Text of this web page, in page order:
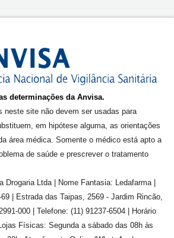
determinações da Anvisa.
neste site não devem ser usadas para
em hipótese alguma, as orientações
área médica. Somente o médico está apto a
de saúde e prescrever o tratamento
Drogaria Ltda | Nome Fantasia: Ledafarma |
| Estrada das Taipas, 2569 - Jardim Rincão,
000 | Telefone: (11) 91237-6504 | Horário
Físicas: Segunda a sábado das 08h às